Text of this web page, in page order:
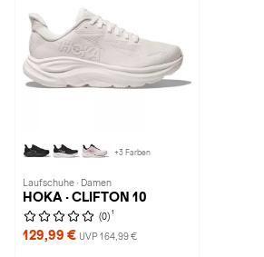
+3 Farben
Laufschuhe · Damen
HOKA · CLIFTON 10
(0) 1
129,99 € UVP 164,99 €